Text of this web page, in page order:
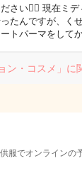
さい🙇‍♀️ 現在ミ
たんですが、く
トパーマをして
ン・コスメ」
服でオンラインの